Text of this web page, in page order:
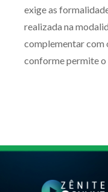
exige as
realizada na
complementar com
conforme permite o